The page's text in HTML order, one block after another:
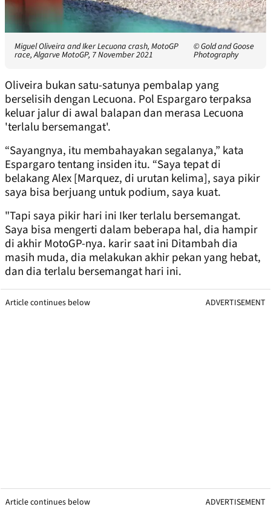
Miguel Oliveira and Iker Lecuona crash, MotoGP
race, Algarve MotoGP, 7 November 2021
© Gold and Goose
Photography
Oliveira bukan satu-satunya pembalap yang
berselisih dengan Lecuona. Pol Espargaro terpaksa
keluar jalur di awal balapan dan merasa Lecuona
'terlalu bersemangat'.
“Sayangnya, itu membahayakan segalanya,” kata
Espargaro tentang insiden itu. “Saya tepat di
belakang Alex [Marquez, di urutan kelima], saya pikir
saya bisa berjuang untuk podium, saya kuat.
"Tapi saya pikir hari ini Iker terlalu bersemangat.
Saya bisa mengerti dalam beberapa hal, dia hampir
di akhir MotoGP-nya. karir saat ini Ditambah dia
masih muda, dia melakukan akhir pekan yang hebat,
dan dia terlalu bersemangat hari ini.
Article continues below ADVERTISEMENT
Article continues below ADVERTISEMENT